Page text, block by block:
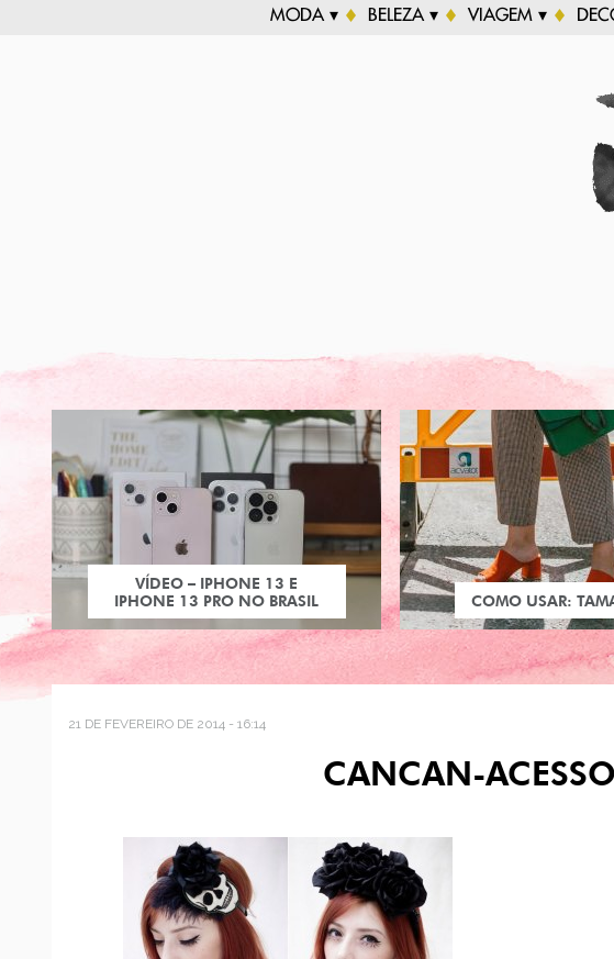
MODA ▾ BELEZA ▾ VIAGEM ▾
VÍDEO – IPHONE 13 E
IPHONE 13 PRO NO BRASIL
COMO USAR:
21 DE FEVEREIRO DE 2014 - 16:14
CANCAN-